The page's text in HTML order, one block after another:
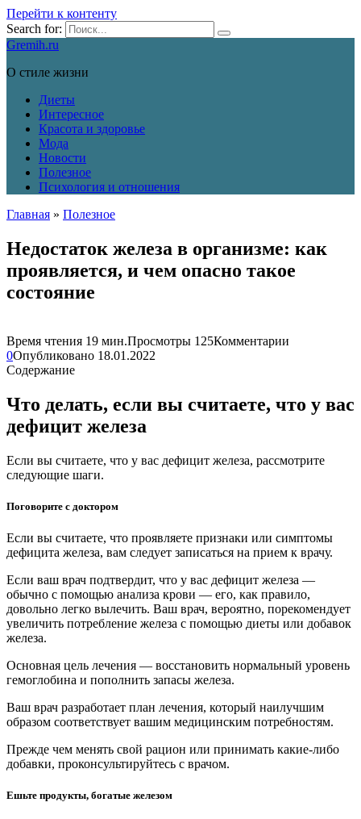
Перейти к контенту
Search for:
Gremih.ru
О стиле жизни
Диеты
Интересное
Красота и здоровье
Мода
Новости
Полезное
Психология и отношения
Главная » Полезное
Недостаток железа в организме: как
проявляется, и чем опасно такое
состояние
Время чтения 19 мин.Просмотры 125Комментарии
0Опубликовано 18.01.2022
Содержание
Что делать, если вы считаете, что у вас
дефицит железа
Если вы считаете, что у вас дефицит железа, рассмотрите
следующие шаги.
Поговорите с доктором
Если вы считаете, что проявляете признаки или симптомы
дефицита железа, вам следует записаться на прием к врачу.
Если ваш врач подтвердит, что у вас дефицит железа —
обычно с помощью анализа крови — его, как правило,
довольно легко вылечить. Ваш врач, вероятно, порекомендует
увеличить потребление железа с помощью диеты или добавок
железа.
Основная цель лечения — восстановить нормальный уровень
гемоглобина и пополнить запасы железа.
Ваш врач разработает план лечения, который наилучшим
образом соответствует вашим медицинским потребностям.
Прежде чем менять свой рацион или принимать какие-либо
добавки, проконсультируйтесь с врачом.
Ешьте продукты, богатые железом